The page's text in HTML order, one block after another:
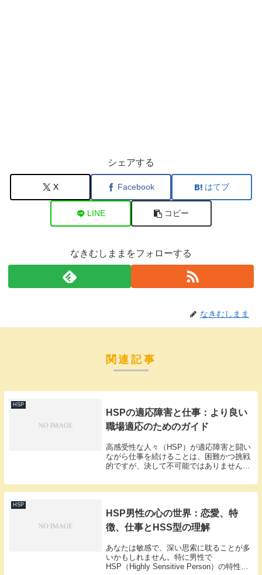
シェアする
X Facebook はてブ
LINE コピー
なきむしままをフォローする
なきむしまま
関連記事
HSP
HSPの適応障害と仕事：より良い
職場適応のためのガイド
高感受性な人々（HSP）が適応障害と闘い
ながら仕事を続けることは、困難かつ挑戦
的ですが、決して不可能ではありません。
直面するとき、自己理解が最初の勝利への
鍵です。自己認識の深化HSPという特性と
HSP
HSP男性の心の世界：恋愛、特
徴、仕事とHSS型の理解
あなたは敏感で、深い思索に耽ることが多
いかもしれません。特に男性で
HSP（Highly Sensitive Person）の特性を